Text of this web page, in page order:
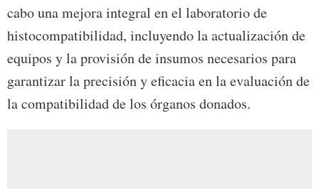
cabo una mejora integral en el laboratorio de
histocompatibilidad, incluyendo la actualización de
equipos y la provisión de insumos necesarios para
garantizar la precisión y eficacia en la evaluación de
la compatibilidad de los órganos donados.